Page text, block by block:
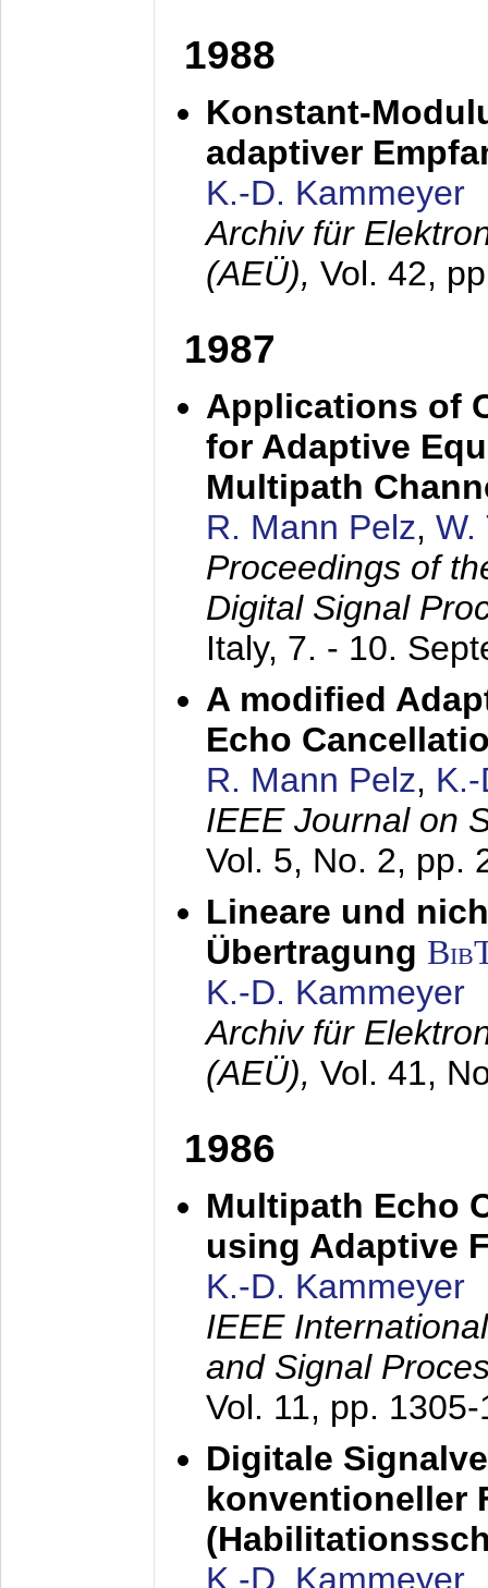
1988
Konstant-
adaptiver
K.-D. Kammeyer
Archiv für
(AEÜ), Vol. 42,
1987
Applications of
for Adaptive
Multipath
R. Mann Pelz, W.
Proceedings of
Digital Signal
Italy, 7. - 10.
A modified
Echo
R. Mann Pelz,
IEEE Journal on
Vol. 5, No. 2, pp.
Lineare und
Übertragung
K.-D. Kammeyer
Archiv für
(AEÜ), Vol. 41,
1986
Multipath Echo
using Adaptive
K.-D. Kammeyer
IEEE
and Signal
Vol. 11, pp.
Digitale
konventioneller
K.-D. Kammeyer